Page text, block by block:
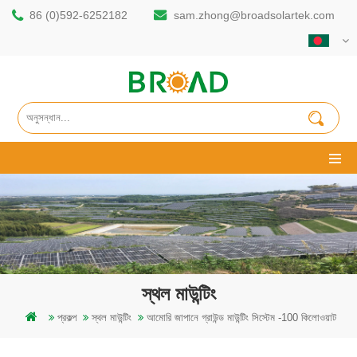
86 (0)592-6252182 sam.zhong@broadsolartek.com
স্থল মাউন্টিং
প্রকল্প স্থল মাউন্টিং আমোরি জাপানে গ্রাউন্ড মাউন্টিং সিস্টেম -100 কিলোওয়াট